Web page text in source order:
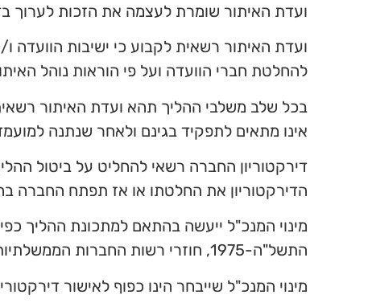
ועדת האיתור שומרת לעצמה את הזכות לערוך
ועדת האיתור רשאית לקבוע כי ישיבות הוועדה
להחלטת חברי הוועדה ועל פי הוראות נוהל
בכל שלב משלבי ההליך תהא ועדת האיתור
אינו מתאים לתפקיד בגינם ולאחר שנתנה
דירקטוריון החברה רשאי להחליט על ביטול
הדירקטוריון את החלטתו או אז תפתח החברה
מינוי המנכ"ל ייעשה בהתאם למתכונת ההליך
התשל"ה-1975, חוזרי רשות החברות הממשלתיות החלים על ההליך וכל דין אחר.
מינוי המנכ"ל שייבחר הינו כפוף לאישור